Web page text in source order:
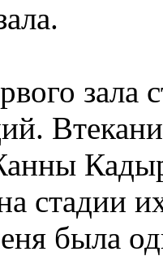
зала
стадии
была